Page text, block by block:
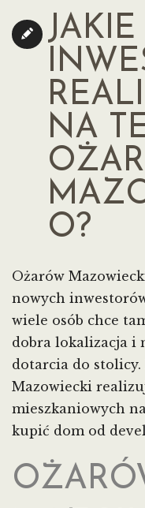
JAKIE
NA
O?
Ożarów
nowych
wiele osób chce
dobra lokalizacja i
dotarcia do
Mazowiecki
mieszkaniowych
kupić dom od